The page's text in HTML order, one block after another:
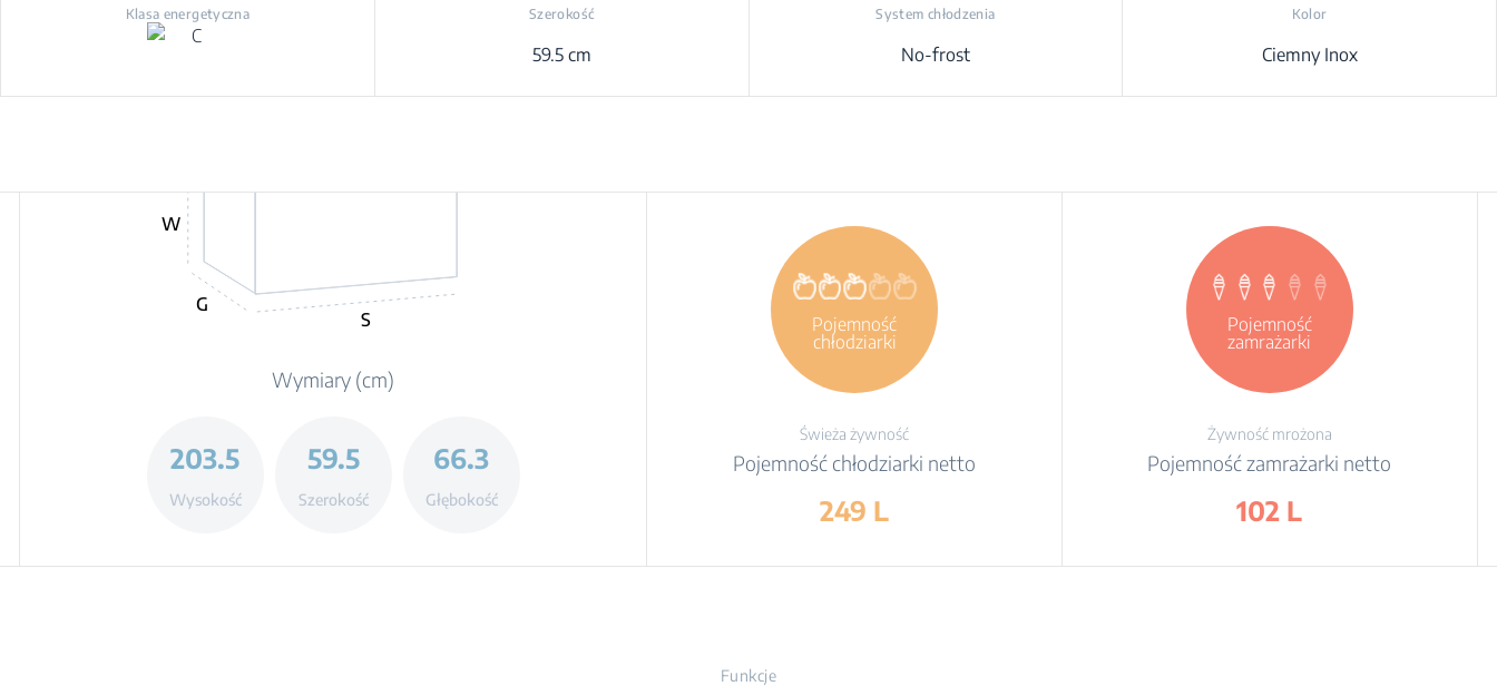
Klasa energetyczna Szerokość
59.5 cm
System chłodzenia
No-frost
Kolor
Ciemny Inox
W
G
S
Wymiary (cm)
203.5
Wysokość
59.5
Szerokość
66.3
Głębokość
Pojemność
chłodziarki
Świeża żywność
Pojemność chłodziarki netto
249 L
Pojemność
zamrażarki
Żywność mrożona
Pojemność zamrażarki netto
102 L
Funkcje